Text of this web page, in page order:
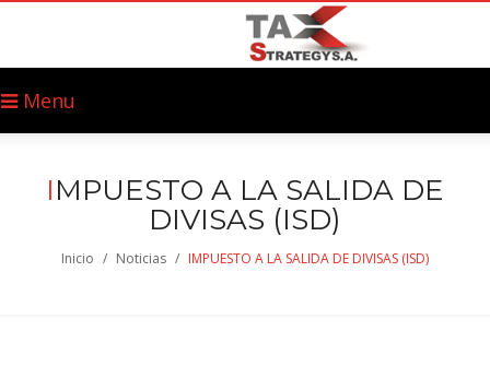
Menu
IMPUESTO A LA SALIDA DE
DIVISAS (ISD)
Inicio / Noticias / IMPUESTO A LA SALIDA DE DIVISAS (ISD)